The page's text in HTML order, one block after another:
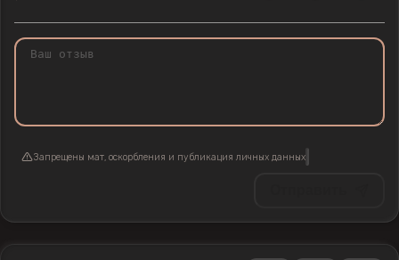
Запрещены мат, оскорбления и публикация личных данных